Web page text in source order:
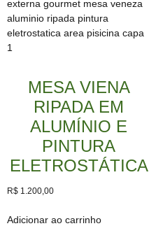
MESA VIENA
RIPADA EM
ALUMÍNIO E
PINTURA
ELETROSTÁTICA
R$ 1.200,00
Adicionar ao carrinho